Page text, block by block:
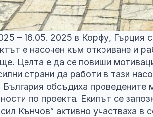
– 16.05. 2025 в Корфу, Гърция
е насочен към откриване и
Целта е да се повиши
страни да работи в тази
обсъдиха проведените
по проекта. Екипът се
Кънчов“ активно участваха в